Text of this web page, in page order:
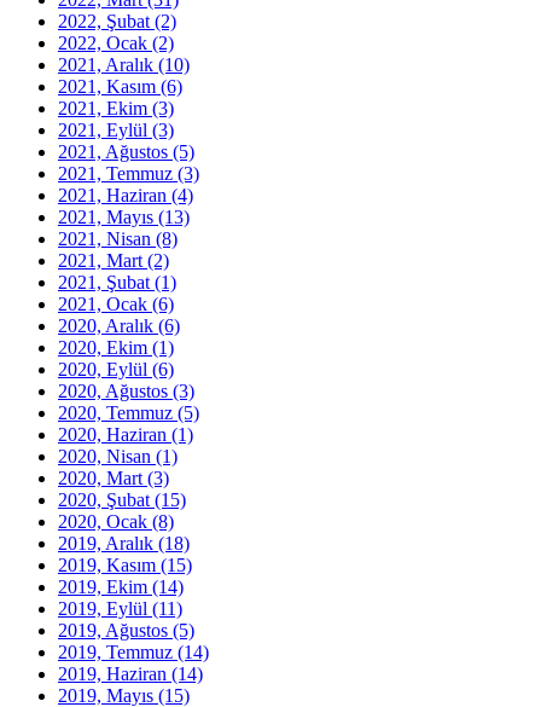
2022, Şubat (2)
2022, Ocak (2)
2021, Aralık (10)
2021, Kasım (6)
2021, Ekim (3)
2021, Eylül (3)
2021, Ağustos (5)
2021, Temmuz (3)
2021, Haziran (4)
2021, Mayıs (13)
2021, Nisan (8)
2021, Mart (2)
2021, Şubat (1)
2021, Ocak (6)
2020, Aralık (6)
2020, Ekim (1)
2020, Eylül (6)
2020, Ağustos (3)
2020, Temmuz (5)
2020, Haziran (1)
2020, Nisan (1)
2020, Mart (3)
2020, Şubat (15)
2020, Ocak (8)
2019, Aralık (18)
2019, Kasım (15)
2019, Ekim (14)
2019, Eylül (11)
2019, Ağustos (5)
2019, Temmuz (14)
2019, Haziran (14)
2019, Mayıs (15)